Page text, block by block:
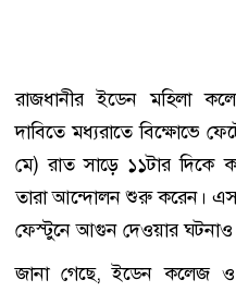
রাজধানীরইডেন মহিলা
দাবিতে মধ্যরাতে বিক্ষোভে
মে) রাত সাড়ে ১১টার দিকে
তারা আন্দোলন শুরু করেন।
ফেস্টুনে আগুন দেওয়ার ঘটনাও
জানা গেছে, ইডেন কলেজ ও